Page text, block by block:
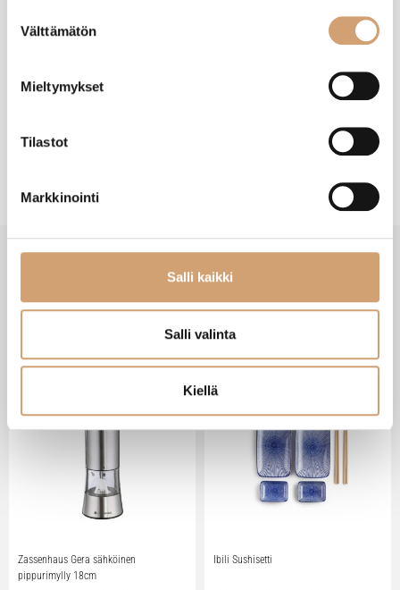
valinta
Välttämätön
Mieltymykset
Tilastot
Markkinointi
Salli kaikki
Salli valinta
Kiellä
on pannun ansiosta nykyään iloisempia. 😄
VIIMEISIMMÄT TUOTTEET
Zassenhaus Gera sähköinen
pippurimylly 18cm
Ibili Sushisetti